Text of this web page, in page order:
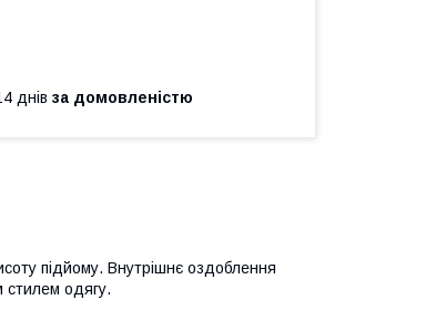
днів за домовленістю
підйому. Внутрішнє оздоблення
стилем одягу.